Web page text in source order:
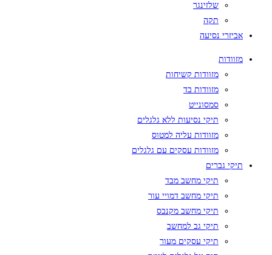
שלזינגר
תקה
אביזרי נסיעה
מזוודות
מזוודות קשיחות
מזוודות בד
סמסונייט
תיקי נסיעות ללא גלגלים
מזוודות עליה למטוס
מזוודות עסקים עם גלגלים
תיקי גברים
תיקי מחשב מבד
תיקי מחשב דמויי עור
תיקי מחשב מקנבס
תיקי גב למחשב
תיקי עסקים מעור